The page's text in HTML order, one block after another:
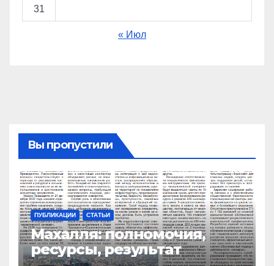
31
« Июл
Вы пропустили
ПУБЛИКАЦИИ СТАТЬИ
Махалля:полномочия,
ресурсы, результат